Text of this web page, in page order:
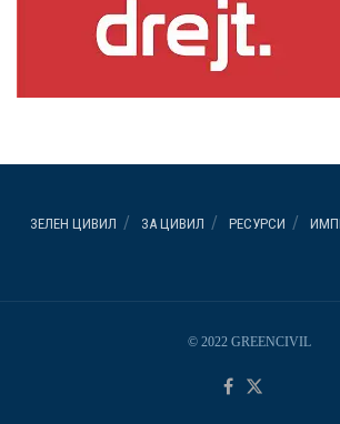
ЗЕЛЕН ЦИВИЛ ЗА ЦИВИЛ РЕСУРСИ
© 2022 GREENCIVIL